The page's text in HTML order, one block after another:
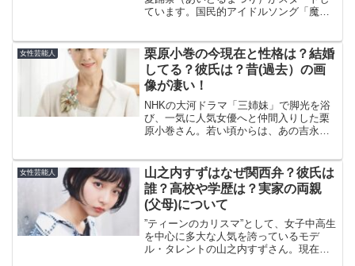
ています。国民的アイドルソング「魔法
全国から募集しています。すでに投票は
始まっている！投票...
女性芸能人
栗原小巻の今現在と性格は？結婚
してる？彼氏は？昔(過去）の画
像が凄い！
NHKの大河ドラマ「三姉妹」で脚光を浴
び、一気に人気女優へと仲間入りした栗
原小巻さん。若い頃からは、あの吉永小
よね～！そんな栗原小巻さんが今現在ど
うさているのか気になり...
女性芸能人
山之内すずはなぜ関西弁？彼氏は
誰？高校や学歴は？実家の両親
(父母)について
”ティーンのカリスマ”として、女子中高生
を中心に多大な人気を誇っているモデ
ル・タレントの山之内すずさん。現在